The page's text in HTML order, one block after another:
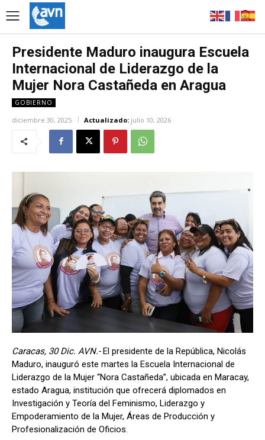
Presidente Maduro inaugura Escuela
Internacional de Liderazgo de la
Mujer Nora Castañeda en Aragua
GOBIERNO
diciembre 30, 2025 Actualizado: julio 10, 2026
Caracas, 30 Dic. AVN.-El presidente de la República, Nicolás
Maduro, inauguró este martes la Escuela Internacional de
Liderazgo de la Mujer “Nora Castañeda”, ubicada en Maracay,
estado Aragua, institución que ofrecerá diplomados en
Investigación y Teoría del Feminismo, Liderazgo y
Empoderamiento de la Mujer, Áreas de Producción y
Profesionalización de Oficios.